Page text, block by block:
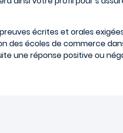
écrites et orales
des écoles de commerce
une réponse positive ou